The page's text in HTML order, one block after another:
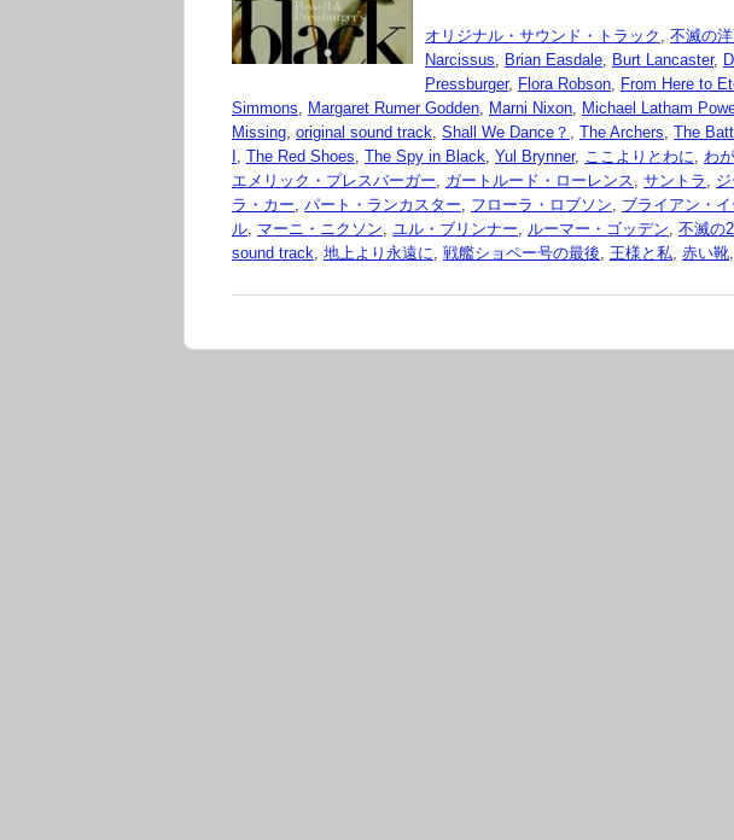
オリジナル・サウンド・トラック , 不滅の
Narcissus, Brian Easdale, Burt Lancaster,
Pressburger, Flora Robson, From Here to
Simmons, Margaret Rumer Godden, Marni Nixon, Michael Latham
Missing, original sound track, Shall We Dance？ , The Archers, The
, The Red Shoes, The Spy in Black, Yul Brynner, ここよりとわに, わ
エメリック・プレスバーガー, ガートルード・ローレンス, サントラ ,
ラ・カー, パート・ランカスター, フローラ・ロブソン, ブライアン・
ル, マーニ・ニクソン, ユル・ブリンナー, ルーマー・ゴッデン, 不滅の
sound track, 地上より永遠に, 戦艦ショペー号の最後, 王様と私, 赤い靴,